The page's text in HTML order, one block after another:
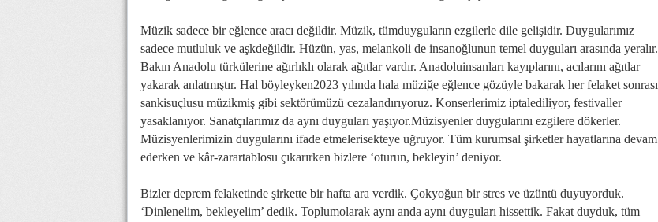
Müzik sadece bir eğlence aracı değildir. Müzik, tümduyguların ezgilerle dile gelişidir. Duygularımız
sadece mutluluk ve aşkdeğildir. Hüzün, yas, melankoli de insanoğlunun temel duyguları arasında yeralır.
Bakın Anadolu türkülerine ağırlıklı olarak ağıtlar vardır. Anadoluinsanları kayıplarını, acılarını ağıtlar
yakarak anlatmıştır. Hal böyleyken2023 yılında hala müziğe eğlence gözüyle bakarak her felaket sonrası
sankisuçlusu müzikmiş gibi sektörümüzü cezalandırıyoruz. Konserlerimiz iptalediliyor, festivaller
yasaklanıyor. Sanatçılarımız da aynı duyguları yaşıyor.Müzisyenler duygularını ezgilere dökerler.
Müzisyenlerimizin duygularını ifade etmelerisekteye uğruyor. Tüm kurumsal şirketler hayatlarına devam
ederken ve kâr-zarartablosu çıkarırken bizlere ‘oturun, bekleyin’ deniyor.
Bizler deprem felaketinde şirkette bir hafta ara verdik. Çokyoğun bir stres ve üzüntü duyuyorduk.
‘Dinlenelim, bekleyelim’ dedik. Toplumolarak aynı anda aynı duyguları hissettik. Fakat duyduk, tüm